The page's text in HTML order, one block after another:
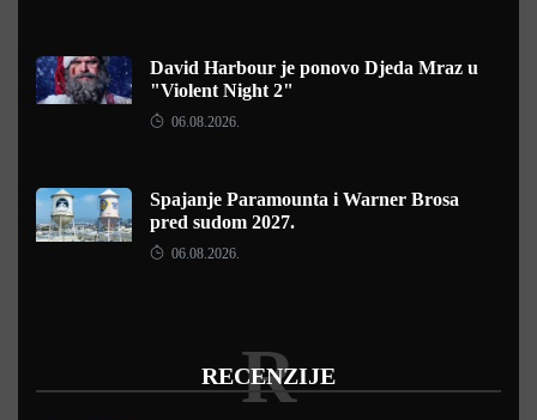
David Harbour je ponovo Djeda Mraz u
"Violent Night 2"
06.08.2026.
Spajanje Paramounta i Warner Brosa
pred sudom 2027.
06.08.2026.
RECENZIJE
R